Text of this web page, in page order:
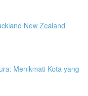
New Zealand
Menikmati Kota yang